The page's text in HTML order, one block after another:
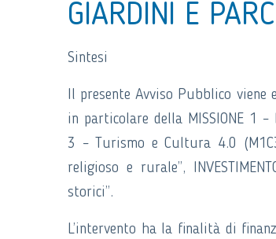
GIARDINI E
Sintesi
Il presente Avviso Pubblico viene
in particolare della MISSIONE 1
3 – Turismo e Cultura 4.0
religioso e rurale”,
storici”.
L’intervento ha la finalità di